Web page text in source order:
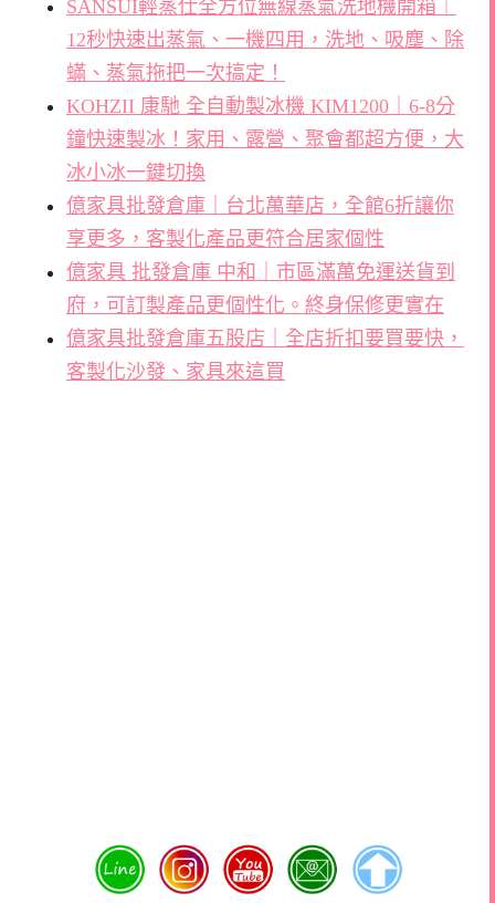
SANSUI輕蒸仕全方位無線蒸氣洗地機開箱｜
12秒快速出蒸氣、一機四用，洗地、吸塵、除
蟎、蒸氣拖把一次搞定！
KOHZII 康馳 全自動製冰機 KIM1200｜6-8分
鐘快速製冰！家用、露營、聚會都超方便，大
冰小冰一鍵切換
億家具批發倉庫｜台北萬華店，全館6折讓你
享更多，客製化產品更符合居家個性
億家具 批發倉庫 中和｜市區滿萬免運送貨到
府，可訂製產品更個性化。終身保修更實在
億家具批發倉庫五股店｜全店折扣要買要快，
客製化沙發、家具來這買